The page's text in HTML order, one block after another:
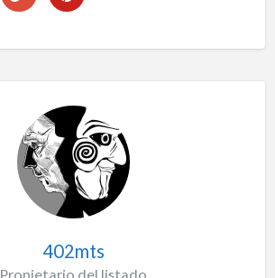
402mts
Propietario del listado